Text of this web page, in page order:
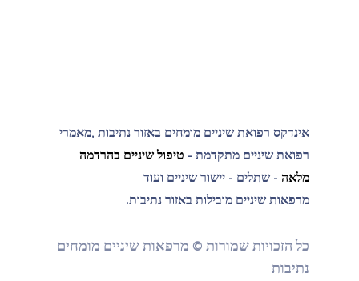
אינדקס רפואת שיניים מומחים באזור נתיבות ,מאמרי
רפואת שיניים מתקדמת - טיפול שיניים בהרדמה
מלאה - שתלים - יישור שיניים ועוד
מרפאות שיניים מובילות באזור נתיבות.
כל הזכויות שמורות © מרפאות שיניים מומחים
נתיבות